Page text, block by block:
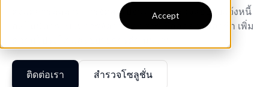
Accept
ตั้งแต่การติดตามการจัดส่งไปจนถึงการตรวจสอบใบแจ้งหนี้
อัตโนมัติกระบวนการจัดการเอกสารเพื่อลดความล่าช้า เพิ่ม
ติดต่อเรา สำรวจโซลูชั่น